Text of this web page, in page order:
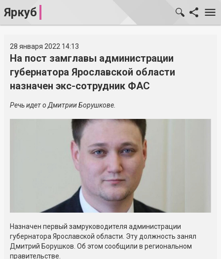
Яркуб
28 января 2022 14:13
На пост замглавы администрации
губернатора Ярославской области
назначен экс-сотрудник ФАС
Речь идет о Дмитрии Борушкове.
Назначен первый замруководителя администрации
губернатора Ярославской области. Эту должность занял
Дмитрий Борушков. Об этом сообщили в региональном
правительстве.